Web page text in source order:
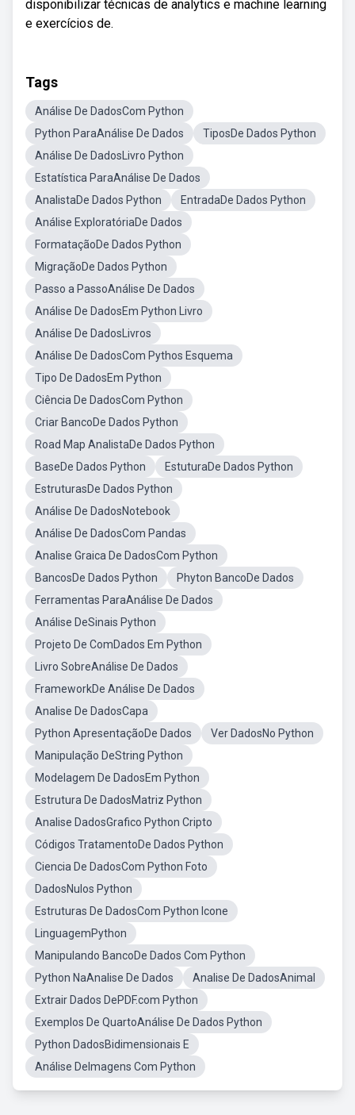
disponibilizar técnicas de analytics e machine learning
e exercícios de.
Tags
Análise De DadosCom Python
Python ParaAnálise De Dados
TiposDe Dados Python
Análise De DadosLivro Python
Estatística ParaAnálise De Dados
AnalistaDe Dados Python
EntradaDe Dados Python
Análise ExploratóriaDe Dados
FormataçãoDe Dados Python
MigraçãoDe Dados Python
Passo a PassoAnálise De Dados
Análise De DadosEm Python Livro
Análise De DadosLivros
Análise De DadosCom Pythos Esquema
Tipo De DadosEm Python
Ciência De DadosCom Python
Criar BancoDe Dados Python
Road Map AnalistaDe Dados Python
BaseDe Dados Python
EstuturaDe Dados Python
EstruturasDe Dados Python
Análise De DadosNotebook
Análise De DadosCom Pandas
Analise Graica De DadosCom Python
BancosDe Dados Python
Phyton BancoDe Dados
Ferramentas ParaAnálise De Dados
Análise DeSinais Python
Projeto De ComDados Em Python
Livro SobreAnálise De Dados
FrameworkDe Análise De Dados
Analise De DadosCapa
Python ApresentaçãoDe Dados
Ver DadosNo Python
Manipulação DeString Python
Modelagem De DadosEm Python
Estrutura De DadosMatriz Python
Analise DadosGrafico Python Cripto
Códigos TratamentoDe Dados Python
Ciencia De DadosCom Python Foto
DadosNulos Python
Estruturas De DadosCom Python Icone
LinguagemPython
Manipulando BancoDe Dados Com Python
Python NaAnalise De Dados
Analise De DadosAnimal
Extrair Dados DePDF.com Python
Exemplos De QuartoAnálise De Dados Python
Python DadosBidimensionais E
Análise DeImagens Com Python